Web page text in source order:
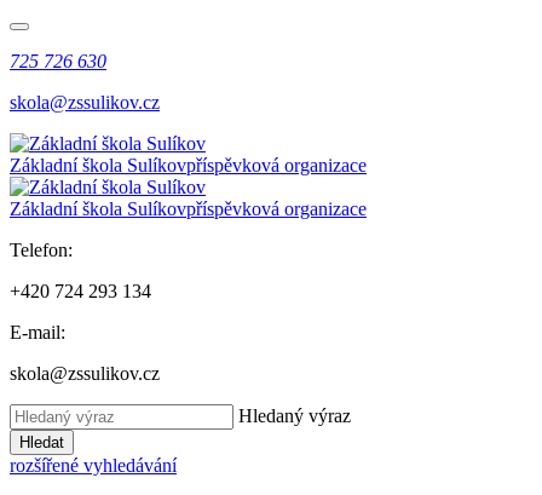
725 726 630
skola@zssulikov.cz
Základní škola Sulíkovpříspěvková organizace
Základní škola Sulíkovpříspěvková organizace
Telefon:
+420 724 293 134
E-mail:
skola@zssulikov.cz
Hledaný výraz
Hledat
rozšířené vyhledávání